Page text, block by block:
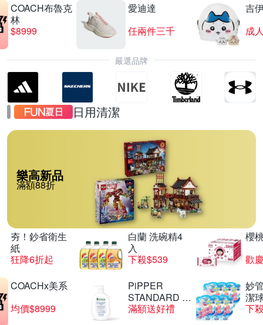
COACH布魯克
林
$8999
愛迪達
任兩件三千
吉
嚴選品牌
日用清潔
樂高新品
滿額88折
夯！鈔省衛生
紙
狂降6折起
白蘭 洗碗精4
入
下殺$539
櫻
歡
COACHx美系
均價$8999
PiPPER
STANDARD 沛
柏
滿額送好禮
妙
潔
下